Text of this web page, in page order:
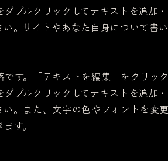
ダブルクリックしてテキストを追加
い。サイトやあなた自身について書
です。「テキストを編集」をクリッ
ダブルクリックしてテキストを追加
い。また、文字の色やフォントを変
す。